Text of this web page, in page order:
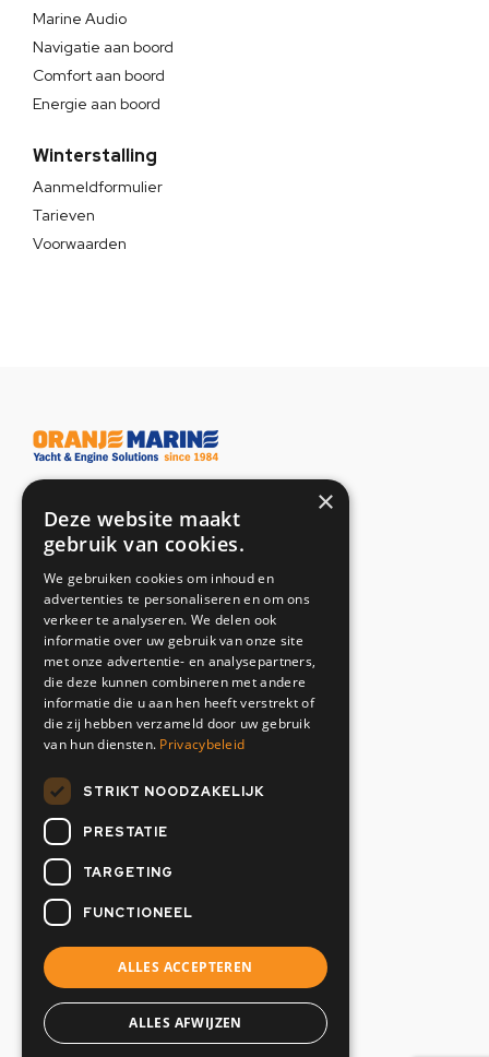
Marine Audio
Navigatie aan boord
Comfort aan boord
Energie aan boord
Winterstalling
Aanmeldformulier
Tarieven
Voorwaarden
Adresgegevens
Toetsenbordweg 37
1033 MZ Amsterdam
Nederland
Contactgegevens
+31(0)20 634 12 02
info@oranjemarine.nl
Openingstijden
Maandag t/m vrijdag
07:00 - 17.00 uur
Zaterdag & Zondag
×
Deze website maakt
gebruik van cookies.
We gebruiken cookies om inhoud en
advertenties te personaliseren en om ons
verkeer te analyseren. We delen ook
informatie over uw gebruik van onze site
met onze advertentie- en analysepartners,
die deze kunnen combineren met andere
informatie die u aan hen heeft verstrekt of
die zij hebben verzameld door uw gebruik
van hun diensten. Privacybeleid
STRIKT NOODZAKELIJK
PRESTATIE
TARGETING
FUNCTIONEEL
ALLES ACCEPTEREN
ALLES AFWIJZEN